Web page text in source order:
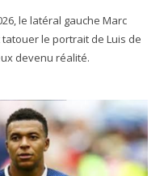
le latéral gauche Marc
le portrait de Luis de
devenu réalité.